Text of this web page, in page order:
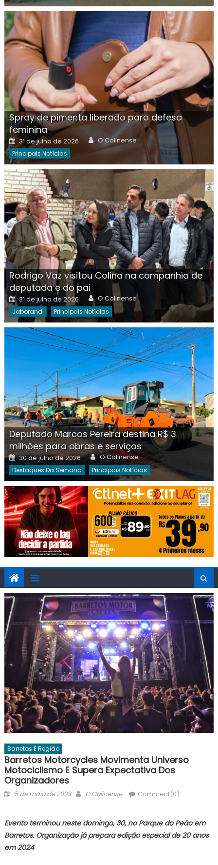
Spray de pimenta liberado para defesa
feminina
Posted
on
31 de julho de 2026 Author
O Colinense
Principais Notícias
Rodrigo Vaz visitou Colina na companhia de
deputada e do pai
Posted
on
31 de julho de 2026 Author
O Colinense
Jaborandi Principais Notícias
Deputado Marcos Pereira destina R$ 3
milhões para obras e serviços
Posted
on
30 de julho de 2026 Author
O Colinense
Destaques Da Semana Principais Notícias
Barretos E Região
Barretos Motorcycles Movimenta Universo
Motociclismo E Supera Expectativa Dos
Organizadores
Posted
5 de maio de 2023 Author
O Colinense Comment(0)
Evento terminou neste domingo, 30, no Parque do Peão em
Barretos. Organização já prepara edição especial de 20 anos
em 2024